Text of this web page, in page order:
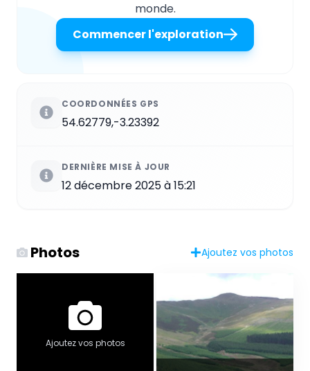
monde.
Commencer l'exploration
COORDONNÉES GPS
54.62779,-3.23392
DERNIÈRE MISE À JOUR
12 décembre 2025 à 15:21
Photos Ajoutez vos photos
Ajoutez vos photos